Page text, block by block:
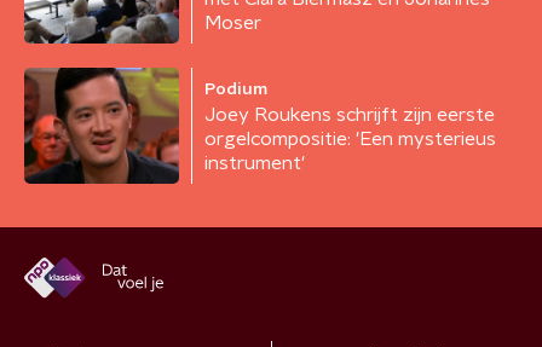
Moser
Podium
Joey Roukens schrijft zijn eerste
orgelcompositie: 'Een mysterieus
instrument'